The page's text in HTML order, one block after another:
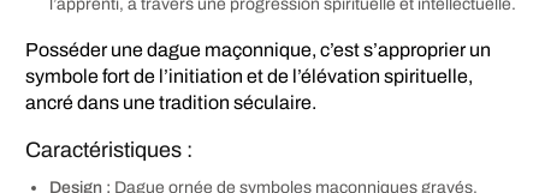
l’apprenti, à travers une progression spirituelle et intellectuelle.
Posséder une dague maçonnique, c’est s’approprier un
symbole fort de l’initiation et de l’élévation spirituelle,
ancré dans une tradition séculaire.
Caractéristiques :
Design : Dague ornée de symboles maçonniques gravés,